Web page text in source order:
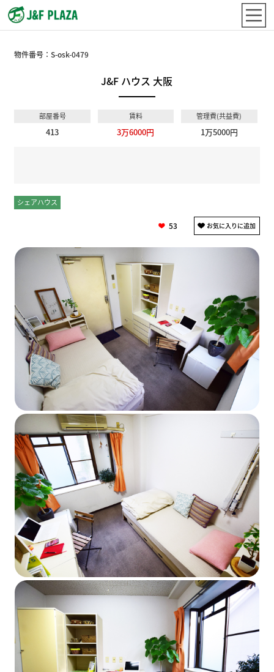
物件番号：S-osk-0479
J&F ハウス 大阪
部屋番号
413
賃料
3万6000円
管理費(共益費)
1万5000円
シェアハウス
53